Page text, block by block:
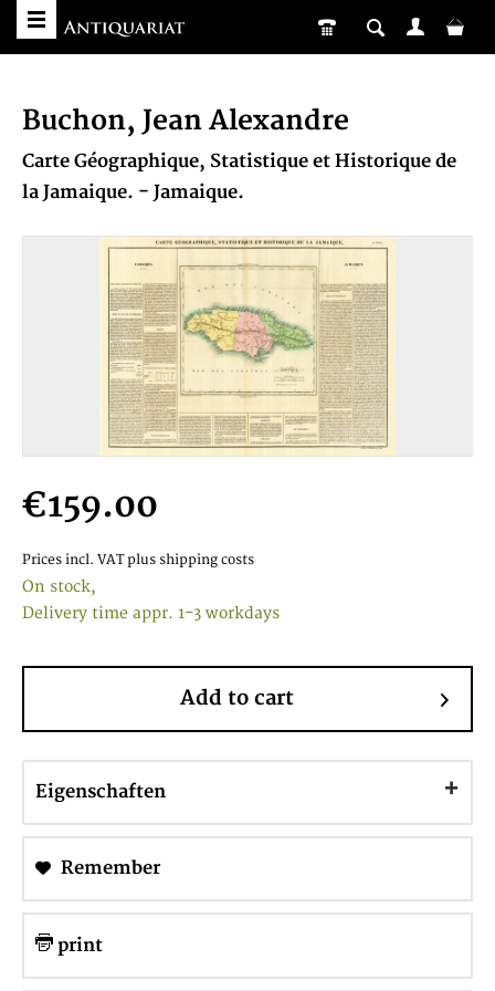
Buchon, Jean Alexandre
Carte Géographique, Statistique et Historique de
la Jamaique. - Jamaique.
€159.00
Prices incl. VAT plus shipping costs
On stock,
Delivery time appr. 1-3 workdays
Add to cart
Eigenschaften
Remember
print